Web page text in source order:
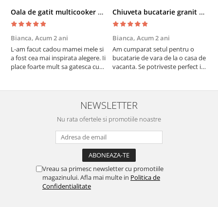
Oala de gatit multicooker 11 functii Instant Pot Pro Crisp 8 + Air Fryer 7.6 lt
Bianca, Acum 2 ani
L-am facut cadou mamei mele si
a fost cea mai inspirata alegere. Ii
place foarte mult sa gatesca cu
cratita...ma gandesc serios sa imi
cumpar si eu! Recomand mult !
Chiuveta bucatarie granit cu finisaj negru perlat/cupru Steingran Art Copper cu dozator si baterie Quadron
Bianca, Acum 2 ani
Am cumparat setul pentru o
bucatarie de vara de la o casa de
vacanta. Se potriveste perfect in
buna, recomand cu drag !
NEWSLETTER
Nu rata ofertele si promotiile noastre
Vreau sa primesc newsletter cu promotiile
magazinului. Afla mai multe in Politica de
Confidentialitate